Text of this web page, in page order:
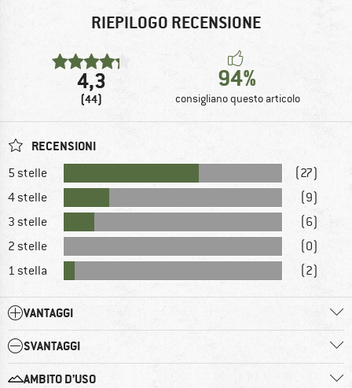
RIEPILOGO RECENSIONE
4,3
(44)
94%
consigliano questo articolo
RECENSIONI
5 stelle
(27)
4 stelle
(9)
3 stelle
(6)
2 stelle
(0)
1 stella
(2)
VANTAGGI
SVANTAGGI
AMBITO D’USO